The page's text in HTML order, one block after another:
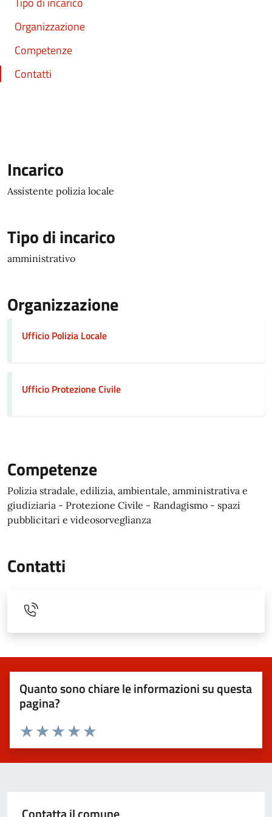
Organizzazione
Competenze
Contatti
Incarico
Assistente polizia locale
Tipo di incarico
amministrativo
Organizzazione
Ufficio Polizia Locale
Ufficio Protezione Civile
Competenze
Polizia stradale, edilizia, ambientale, amministrativa e
giudiziaria - Protezione Civile - Randagismo - spazi
pubblicitari e videosorveglianza
Contatti
Quanto sono chiare le informazioni su questa
pagina?
Valuta 5 stelle su 5
Valuta 4 stelle su 5
Valuta 3 stelle su 5
Valuta 2 stelle su 5
Valuta 1 stelle su 5